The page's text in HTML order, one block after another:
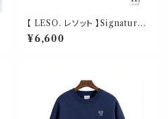
【 LESO. レソット 】Signature
Minimalist Cap - Black ユニ
セックス / アジャスタブル
¥6,600